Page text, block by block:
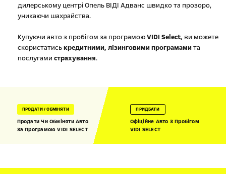
дилерському центрі Опель ВІДІ Адванс швидко та прозоро,
уникаючи шахрайства.
Купуючи авто з пробігом за програмоюVIDI Select, ви можете
скористатиськредитними, лізинговими програмамита
послугами страхування.
ПРОДАТИ / ОБМІНЯТИ
Продати Чи Обміняти Авто
За Програмою VIDI SELECT
ПРИДБАТИ
Офіційне Авто З Пробігом
VIDI SELECT